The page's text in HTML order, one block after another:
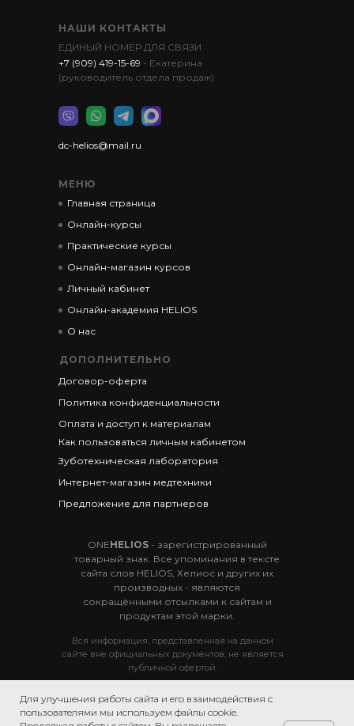
Для улучшения работы сайта и его взаимодействия с
пользователями мы используем файлы cookie.
ДОПОЛНИТЕЛЬНО
Договор-оферта
Политика конфиденциальности
Оплата и доступ к материалам
Как пользоваться личным кабинетом
Зуботехническая лаборатория
Интернет-магазин медтехники
Предложение для партнеров
Главная страница
Онлайн-курсы
Практические курсы
Личный кабинет
Онлайн-академия HELIOS
МЕНЮ
dc-helios@mail.ru
ЕДИНЫЙ НОМЕР ДЛЯ СВЯЗИ
+7 (909) 419-15-69 - Екатерина
(руководитель отдела продаж)
НАШИ КОНТАКТЫ
Вся информация, представленная на данном
сайте вне официальных документов, не является
публичной офертой.
© 2019 Тренинговый центр ONE HELIOS.
г. Сочи, пос. Дагомыс, ул. Гайдара 5/1
Онлайн-магазин курсов
О нас
ONEHELIOS- зарегистрированный
товарный знак. Все упоминания в тексте
сайта слов HELIOS, Хелиос и других их
производных - являются
сокращёнными отсылками к сайтам и
продуктам этой марки.